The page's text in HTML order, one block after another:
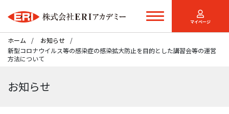
マイページ
ホーム
お知らせ
新型コロナウイルス等の感染症の感染拡大防止を目的とした講習会等の運営
方法について
お知らせ